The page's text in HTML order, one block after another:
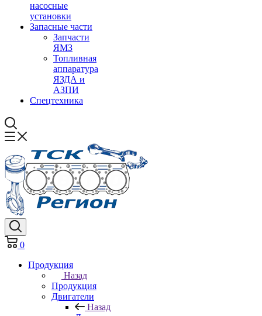
насосные
установки
Запасные части
Запчасти
ЯМЗ
Топливная
аппаратура
ЯЗДА и
АЗПИ
Спецтехника
0
Продукция
Назад
Продукция
Двигатели
Назад